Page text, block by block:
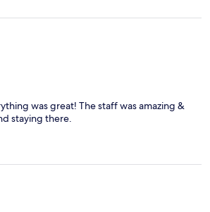
was great! The staff was amazing &
staying there.